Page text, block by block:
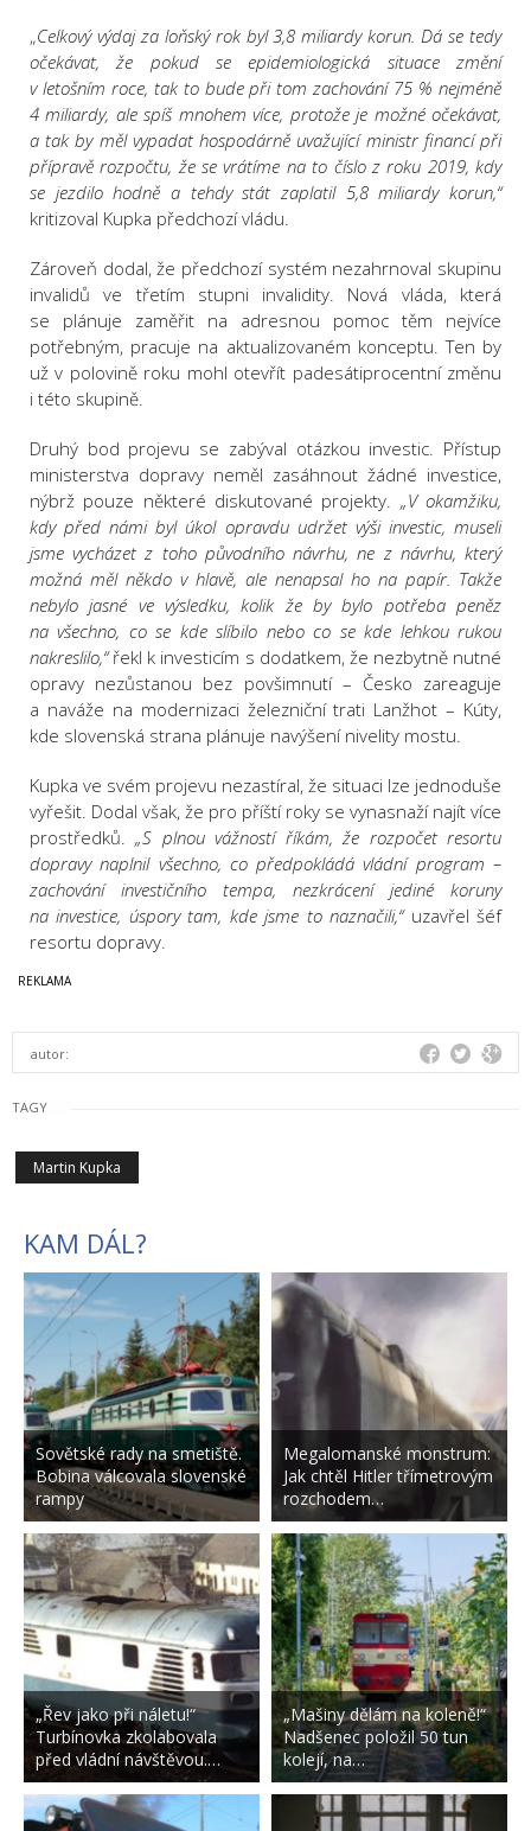
„Celkový výdaj za loňský rok byl 3,8 miliardy korun. Dá se tedy
očekávat, že pokud se epidemiologická situace změní
v letošním roce, tak to bude při tom zachování 75 % nejméně
4 miliardy, ale spíš mnohem více, protože je možné očekávat,
a tak by měl vypadat hospodárně uvažující ministr financí při
přípravě rozpočtu, že se vrátíme na to číslo z roku 2019, kdy
se jezdilo hodně a tehdy stát zaplatil 5,8 miliardy korun,“
kritizoval Kupka předchozí vládu.
Zároveň dodal, že předchozí systém nezahrnoval skupinu
invalidů ve třetím stupni invalidity. Nová vláda, která
se plánuje zaměřit na adresnou pomoc těm nejvíce
potřebným, pracuje na aktualizovaném konceptu. Ten by
už v polovině roku mohl otevřít padesátiprocentní změnu
i této skupině.
Druhý bod projevu se zabýval otázkou investic. Přístup
ministerstva dopravy neměl zasáhnout žádné investice,
nýbrž pouze některé diskutované projekty. „V okamžiku,
kdy před námi byl úkol opravdu udržet výši investic, museli
jsme vycházet z toho původního návrhu, ne z návrhu, který
možná měl někdo v hlavě, ale nenapsal ho na papír. Takže
nebylo jasné ve výsledku, kolik že by bylo potřeba peněz
na všechno, co se kde slíbilo nebo co se kde lehkou rukou
nakreslilo,“řekl k investicím s dodatkem, že nezbytně nutné
opravy nezůstanou bez povšimnutí – Česko zareaguje
a naváže na modernizaci železniční trati Lanžhot – Kúty,
kde slovenská strana plánuje navýšení nivelity mostu.
Kupka ve svém projevu nezastíral, že situaci lze jednoduše
vyřešit. Dodal však, že pro příští roky se vynasnaží najít více
prostředků.„S plnou vážností říkám, že rozpočet resortu
dopravy naplnil všechno, co předpokládá vládní program –
zachování investičního tempa, nezkrácení jediné koruny
na investice, úspory tam, kde jsme to naznačili,“uzavřel šéf
resortu dopravy.
autor:
TAGY
Martin Kupka
KAM DÁL?
Sovětské rady na smetiště.
Bobina válcovala slovenské
rampy
„Řev jako při náletu!“
Turbínovka zkolabovala
před vládní návštěvou.…
Megalomanské monstrum:
Jak chtěl Hitler třímetrovým
rozchodem…
„Mašiny dělám na koleně!“
Nadšenec položil 50 tun
kolejí, na…